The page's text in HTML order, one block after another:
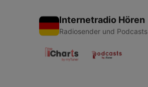
Internetradio Hören
Radiosender und Podcasts